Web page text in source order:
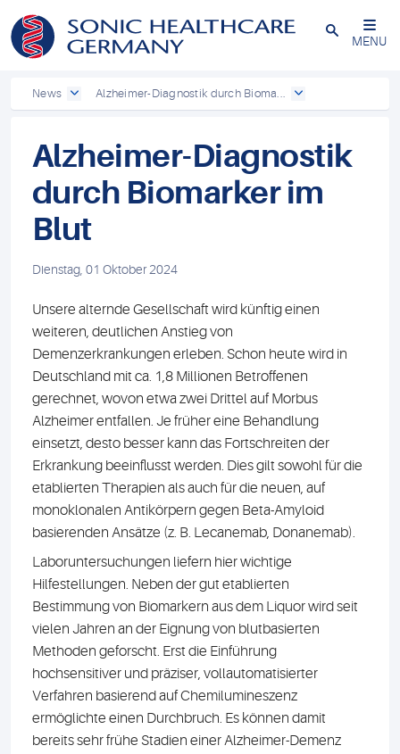
Schließen
MENU
News Alzheimer-Diagnostik durch Bioma...
Alzheimer-Diagnostik
durch Biomarker im
Blut
Dienstag, 01 Oktober 2024
Unsere alternde Gesellschaft wird künftig einen
weiteren, deutlichen Anstieg von
Demenzerkrankungen erleben. Schon heute wird in
Deutschland mit ca. 1,8 Millionen Betroffenen
gerechnet, wovon etwa zwei Drittel auf Morbus
Alzheimer entfallen. Je früher eine Behandlung
einsetzt, desto besser kann das Fortschreiten der
Erkrankung beeinflusst werden. Dies gilt sowohl für die
etablierten Therapien als auch für die neuen, auf
monoklonalen Antikörpern gegen Beta-Amyloid
basierenden Ansätze (z. B. Lecanemab, Donanemab).
Laboruntersuchungen liefern hier wichtige
Hilfestellungen. Neben der gut etablierten
Bestimmung von Biomarkern aus dem Liquor wird seit
vielen Jahren an der Eignung von blutbasierten
Methoden geforscht. Erst die Einführung
hochsensitiver und präziser, vollautomatisierter
Verfahren basierend auf Chemilumineszenz
ermöglichte einen Durchbruch. Es können damit
bereits sehr frühe Stadien einer Alzheimer-Demenz